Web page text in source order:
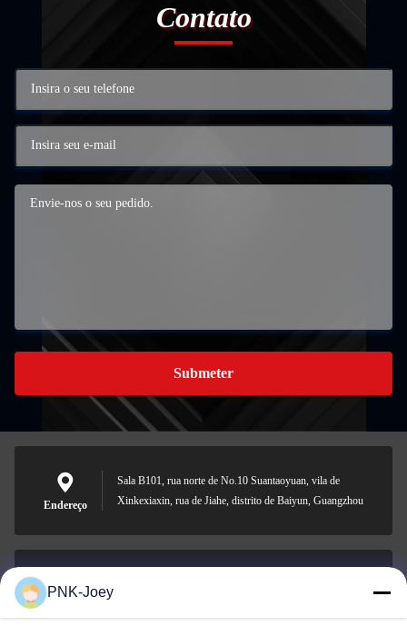
Contato
Submeter
Endereço
Sala B101, rua norte de No.10 Suantaoyuan, vila de
Xinkexiaxin, rua de Jiahe, distrito de Baiyun, Guangzhou
PNK-Joey